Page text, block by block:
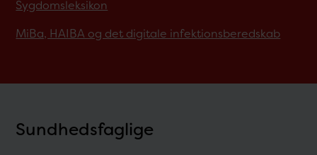
Sygdomsleksikon
MiBa, HAIBA og det digitale infektionsberedskab
Sundhedsfaglige